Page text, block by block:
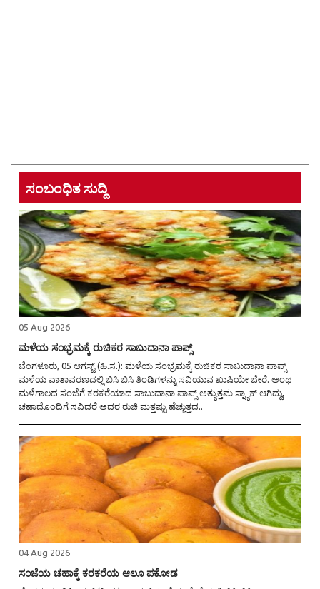
ಸಂಬಂಧಿತ ಸುದ್ದಿ
05 Aug 2026
ಮಳೆಯ ಸಂಭ್ರಮಕ್ಕೆ ರುಚಿಕರ ಸಾಬುದಾನಾ ಪಾಪ್ಸ್
ಬೆಂಗಳೂರು, 05 ಆಗಸ್ಟ್ (ಹಿ.ಸ.): ಮಳೆಯ ಸಂಭ್ರಮಕ್ಕೆ ರುಚಿಕರ ಸಾಬುದಾನಾ ಪಾಪ್ಸ್
ಮಳೆಯ ವಾತಾವರಣದಲ್ಲಿ ಬಿಸಿ ಬಿಸಿ ತಿಂಡಿಗಳನ್ನು ಸವಿಯುವ ಖುಷಿಯೇ ಬೇರೆ. ಅಂಥ
ಮಳೆಗಾಲದ ಸಂಜೆಗೆ ಕರಕರೆಯಾದ ಸಾಬುದಾನಾ ಪಾಪ್ಸ್ ಅತ್ಯುತ್ತಮ ಸ್ನ್ಯಾಕ್ ಆಗಿದ್ದು,
ಚಹಾದೊಂದಿಗೆ ಸವಿದರೆ ಅದರ ರುಚಿ ಮತ್ತಷ್ಟು ಹೆಚ್ಚುತ್ತದ..
04 Aug 2026
ಸಂಜೆಯ ಚಹಾಕ್ಕೆ ಕರಕರೆಯ ಆಲೂ ಪಕೋಡ